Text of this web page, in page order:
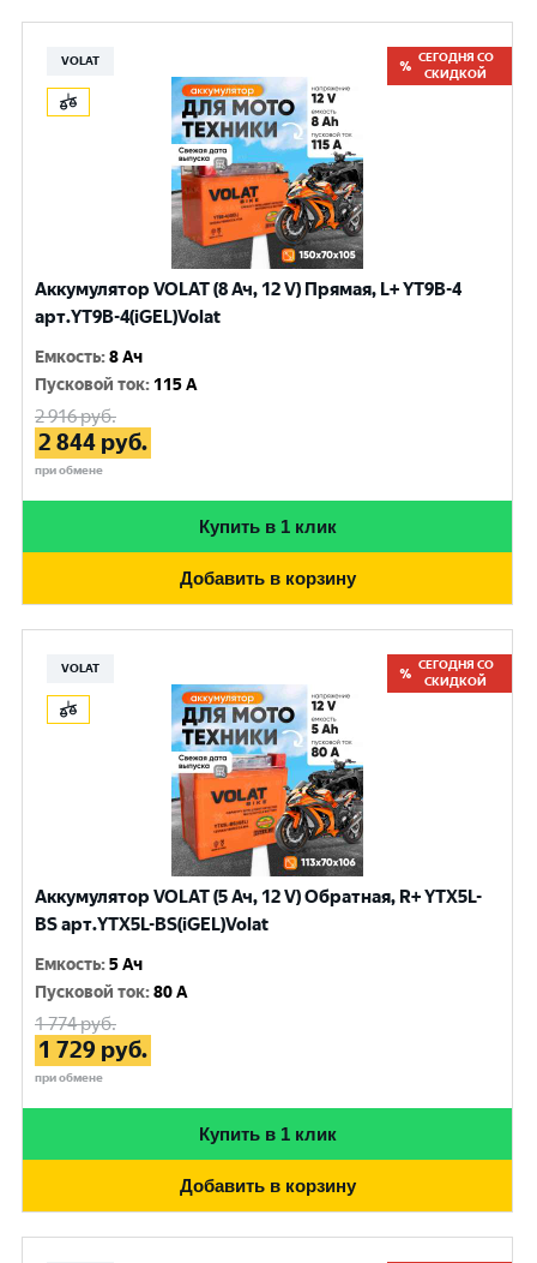
VOLAT
СЕГОДНЯ СО
СКИДКОЙ
Аккумулятор VOLAT (8 Ач, 12 V) Прямая, L+ YT9B-4
арт.YT9B-4(iGEL)Volat
Емкость:8 Ач
Пусковой ток: 115 A
2 916руб.
2 844 руб.
при обмене
Купить в 1 клик
Добавить в корзину
VOLAT
СЕГОДНЯ СО
СКИДКОЙ
Аккумулятор VOLAT (5 Ач, 12 V) Обратная, R+ YTX5L-
BS арт.YTX5L-BS(iGEL)Volat
Емкость:5 Ач
Пусковой ток:80 A
1 774руб.
1 729 руб.
при обмене
Купить в 1 клик
Добавить в корзину